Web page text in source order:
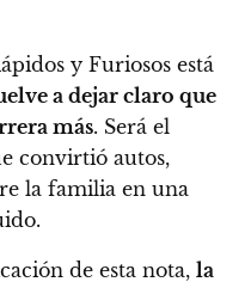
y Furiosos está
a dejar claro que
más. Será el
convirtió autos,
la familia en una
de esta nota, la